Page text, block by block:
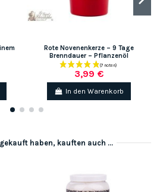
Rote Novenenkerze – 9 Tage
Brenndauer – Pflanzenöl
3,99 €
In den Warenkorb
haben, kauften auch ...